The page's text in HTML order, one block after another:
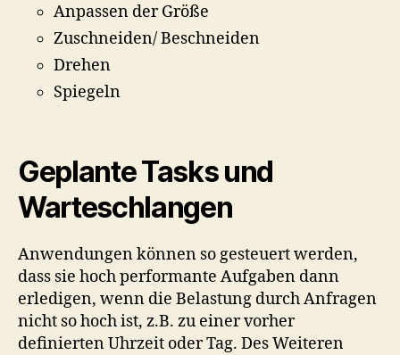
Anpassen der Größe
Zuschneiden/ Beschneiden
Drehen
Spiegeln
Geplante Tasks und
Warteschlangen
Anwendungen können so gesteuert werden,
dass sie hoch performante Aufgaben dann
erledigen, wenn die Belastung durch Anfragen
nicht so hoch ist, z.B. zu einer vorher
definierten Uhrzeit oder Tag. Des Weiteren